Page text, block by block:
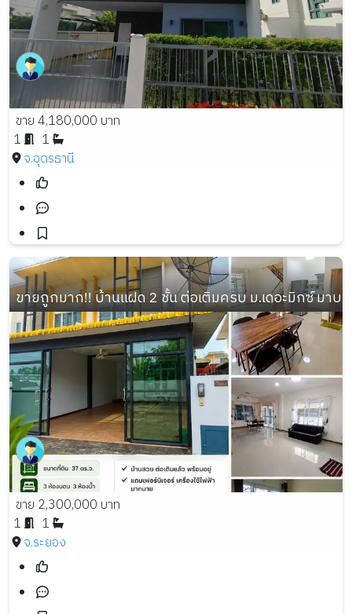
ขาย 4,180,000 บาท
1
1
จ.อุดรธานี
ขายถูกมาก!! บ้านแฝด 2 ชั้น ต่อเติมครบ ม.เดอะมิกซ์ มาบ
ขาย 2,300,000 บาท
1
1
จ.ระยอง